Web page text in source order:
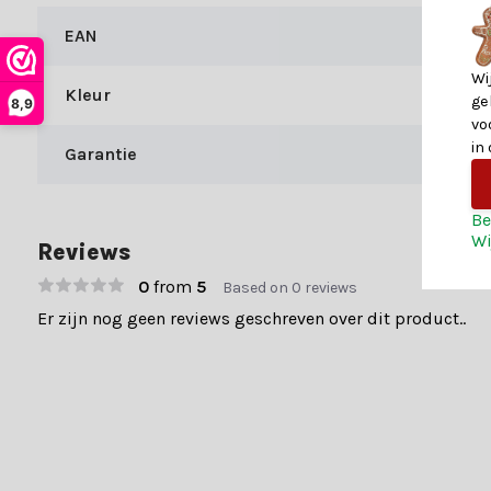
8,9
Shop bij Kerstland.nl
Bij Kerstland.nl profiteer je naast onze expertise van allerlei
Voor 15:00 uur besteld? Is morgen al genieten van jouw
Vanaf 49,- profiteer je van gratis verzending
70.000+ klanten gingen je voor en beoordelen ons met een
EAN
Kleur
Garantie
Reviews
0from 5 Based on 0 reviews
Er zijn nog geen reviews geschreven over dit product..
in